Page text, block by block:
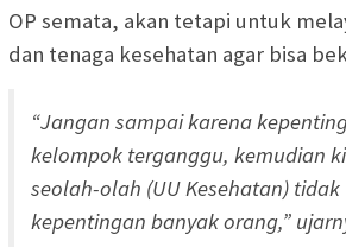
OP semata, akan tetapi untuk
dan tenaga kesehatan agar bisa
“Jangan sampai karena
kelompok terganggu, kemudian
seolah-olah (UU Kesehatan)
kepentingan banyak orang,”